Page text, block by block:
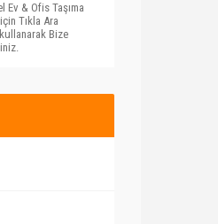
Ev & Ofis Taşıma
Tıkla Ara
Bize